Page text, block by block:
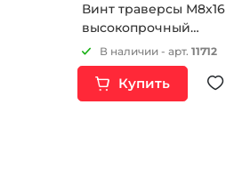
Винт траверсы М8х16
высокопрочный
Германия
В наличии - арт. 11712
Купить